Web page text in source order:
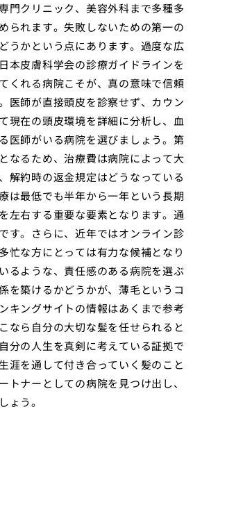
門クリニック、美容外科まで多種多
られます。失敗しないための第一の
うかという点にあります。過度な広
本皮膚科学会の診療ガイドラインを
くれる病院こそが、真の意味で信頼
医師が直接頭皮を診察せず、カウン
現在の頭皮環境を詳細に分析し、血
医師がいる病院を選びましょう。第
なるため、治療費は病院によって大
解約時の返金規定はどうなっている
は最低でも半年から一年という長期
左右する重要な要素となります。通
す。さらに、近年ではオンライン診
忙な方にとっては有力な候補となり
るような、責任感のある病院を選ぶ
を築けるかどうかが、薄毛というコ
キングサイトの情報はあくまで参考
なら自分の大切な髪を任せられると
分の人生を真剣に考えている証拠で
涯を通して付き合っていく髪のこと
ナーとしての病院を見つけ出し、
ょう。